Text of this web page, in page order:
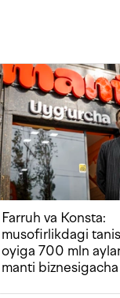
Farruh va Konsta:
musofirlikdagi
oyiga 700 mln
manti biznesigacha